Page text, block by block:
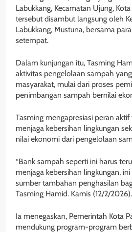
Labukkang, Kecamatan Ujung,
tersebut disambut langsung oleh
Labukkang, Mustuna, bersama
setempat.
Dalam kunjungan itu, Tasming
aktivitas pengelolaan sampah
masyarakat, mulai dari proses
penimbangan sampah bernilai
Tasming mengapresiasi peran
menjaga kebersihan lingkungan
nilai ekonomi dari pengelolaan
“Bank sampah seperti ini harus
menjaga kebersihan lingkungan,
sumber tambahan penghasilan
Tasming Hamid. Kamis (12/2/2026).
Ia menegaskan, Pemerintah Kota
mendukung program-program